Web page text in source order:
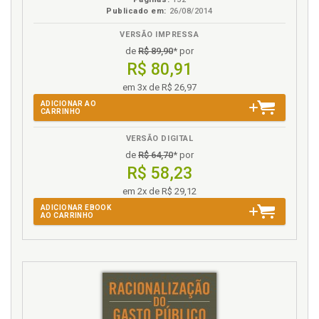
Emissão dos Títulos de Legitimação de Posse, p. 108
Estatuto da Cidade, p. 78
Função social da propriedade e da posse, p. 61
G
Grandes cidades. Moradia nas grandes cidades, p. 22
Impugnação do Auto de Demarcação Urbanística, p.
103
Introdução, p. 15
Legitimação de posse. Emissão dos Títulos de
Legitimação de Posse, p. 108
Publicado em: 26/08/2014
VERSÃO IMPRESSA
de R$ 89,90* por
R$ 80,91
em 3x de R$ 26,97
ADICIONAR AO
CARRINHO
VERSÃO DIGITAL
de R$ 64,70* por
R$ 58,23
em 2x de R$ 29,12
ADICIONAR EBOOK
AO CARRINHO